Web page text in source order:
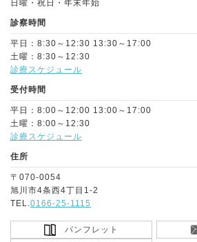
日曜・祝日・年末年始
診察時間
平日：8:30～12:30 13:30～17:00
土曜：8:30～12:30
診療スケジュール
受付時間
平日：8:00～12:00 13:00～17:00
土曜：8:00～12:30
診療スケジュール
住所
〒070-0054
旭川市4条西4丁目1-2
TEL.0166-25-1115
パンフレット